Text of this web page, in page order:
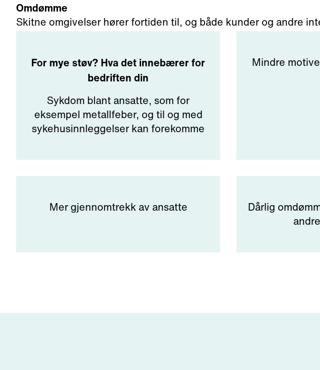
Omdømme
Skitne omgivelser hører fortiden til, og både kunder og andre
For mye støv? Hva det innebærer for
bedriften din
Sykdom blant ansatte, som for
eksempel metallfeber, og til og med
sykehusinnleggelser kan forekomme
Mindre
Mer gjennomtrekk av ansatte
Dårlig